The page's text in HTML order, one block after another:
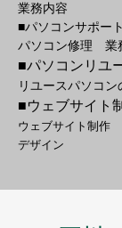
業務内容
■パソコンサポー
パソコン修理 業
■パソコンリユ
リユースパソコ
■ウェブサイト
ウェブサイト制作
デザイン